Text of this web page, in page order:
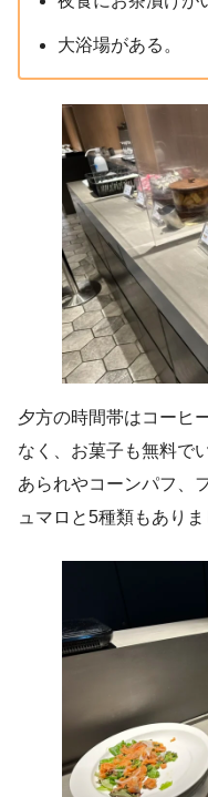
大浴場がある。
夕方の時間帯はコーヒ
なく、お菓子も無料で
あられやコーンパフ、
ュマロと5種類もありま